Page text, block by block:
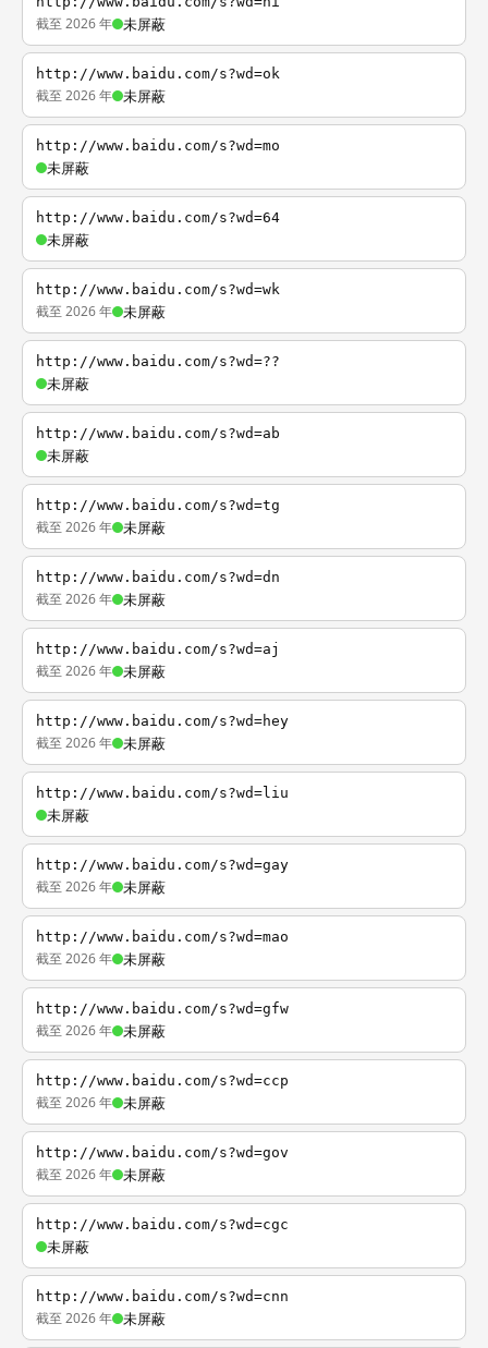
截至 2026 年 未屏蔽
http://www.baidu.com/s?wd=ok
截至 2026 年 未屏蔽
http://www.baidu.com/s?wd=mo
未屏蔽
http://www.baidu.com/s?wd=64
未屏蔽
http://www.baidu.com/s?wd=wk
截至 2026 年 未屏蔽
http://www.baidu.com/s?wd=??
未屏蔽
http://www.baidu.com/s?wd=ab
未屏蔽
http://www.baidu.com/s?wd=tg
截至 2026 年 未屏蔽
http://www.baidu.com/s?wd=dn
截至 2026 年 未屏蔽
http://www.baidu.com/s?wd=aj
截至 2026 年 未屏蔽
http://www.baidu.com/s?wd=hey
截至 2026 年 未屏蔽
http://www.baidu.com/s?wd=liu
未屏蔽
http://www.baidu.com/s?wd=gay
截至 2026 年 未屏蔽
http://www.baidu.com/s?wd=mao
截至 2026 年 未屏蔽
http://www.baidu.com/s?wd=gfw
截至 2026 年 未屏蔽
http://www.baidu.com/s?wd=ccp
截至 2026 年 未屏蔽
http://www.baidu.com/s?wd=gov
截至 2026 年 未屏蔽
http://www.baidu.com/s?wd=cgc
未屏蔽
http://www.baidu.com/s?wd=cnn
截至 2026 年 未屏蔽